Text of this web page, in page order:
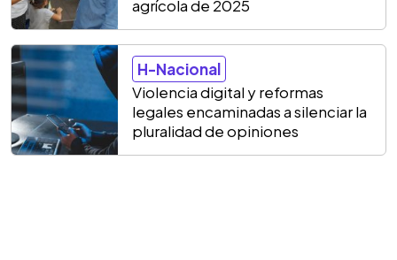
agrícola de 2025
H-Nacional
Violencia digital y reformas
legales encaminadas a silenciar la
pluralidad de opiniones